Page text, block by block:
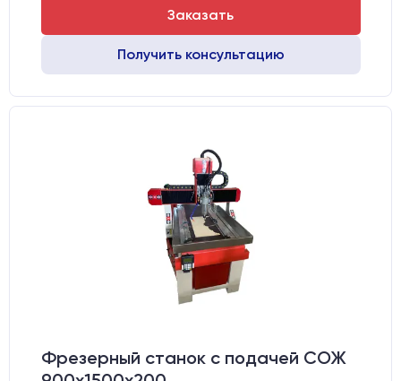
Заказать
Получить консультацию
Фрезерный станок с подачей СОЖ